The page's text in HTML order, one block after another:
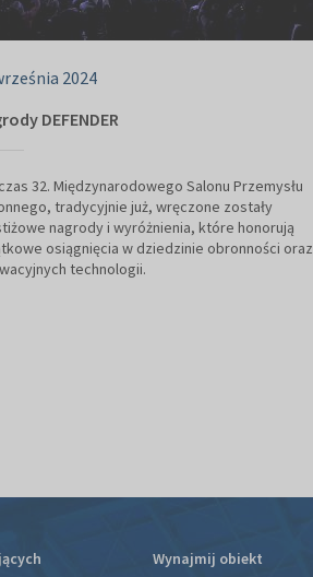
2024
DEFENDER
32. Międzynarodowego Salonu Przemysłu
tradycyjnie już, wręczone zostały
nagrody i wyróżnienia, które honorują
osiągnięcia w dziedzinie obronności oraz
technologii.
Wynajmij obiekt